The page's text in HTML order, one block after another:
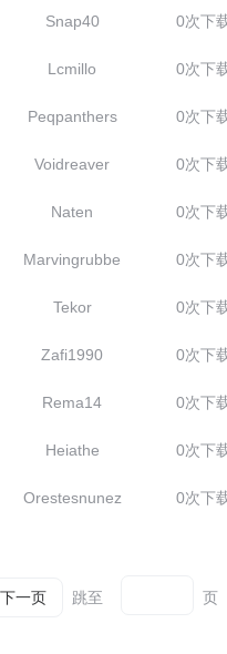
Snap40 0次下
Lcmillo 0次下
Peqpanthers 0次下
Voidreaver 0次下
Naten 0次下
Marvingrubbe 0次下
Tekor 0次下
Zafi1990 0次下
Rema14 0次下
Heiathe 0次下
Orestesnunez 0次下
下一页 跳至 页